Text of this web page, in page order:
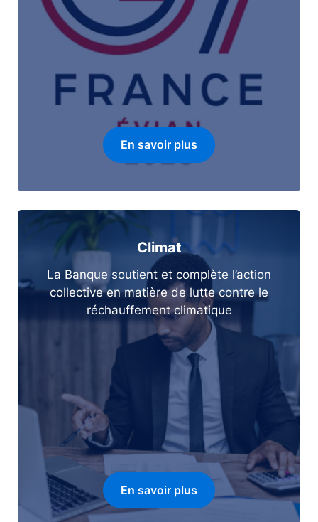
En savoir plus
Climat
La Banque soutient et complète l’action
collective en matière de lutte contre le
réchauffement climatique
En savoir plus